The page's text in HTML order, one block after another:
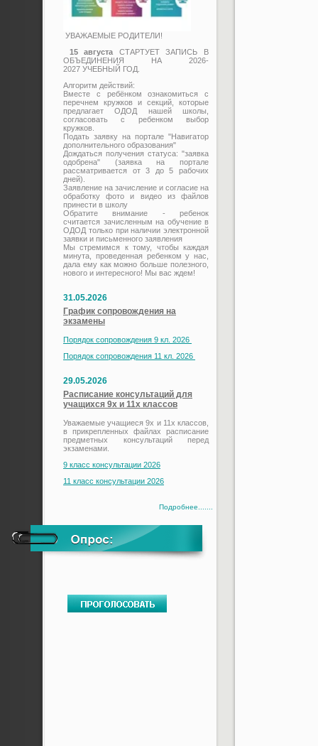
УВАЖАЕМЫЕ РОДИТЕЛИ!
15 августа СТАРТУЕТ ЗАПИСЬ В
ОБЪЕДИНЕНИЯ НА 2026-
2027 УЧЕБНЫЙ ГОД.
Алгоритм действий:
Вместе с ребёнком ознакомиться с
перечнем кружков и секций, которые
предлагает ОДОД нашей школы,
согласовать с ребенком выбор
кружков.
Подать заявку на портале "Навигатор
дополнительного образования"
Дождаться получения статуса: "заявка
одобрена" (заявка на портале
рассматривается от 3 до 5 рабочих
дней).
Заявление на зачисление и согласие на
обработку фото и видео из файлов
принести в школу
Обратите внимание - ребенок
считается зачисленным на обучение в
ОДОД только при наличии электронной
заявки и письменного заявления
Мы стремимся к тому, чтобы каждая
минута, проведенная ребенком у нас,
дала ему как можно больше полезного,
нового и интересного! Мы вас ждем!
31.05.2026
График сопровождения на
экзамены
Порядок сопровождения 9 кл. 2026
Порядок сопровождения 11 кл. 2026
29.05.2026
Расписание консультаций для
учащихся 9х и 11х классов
Уважаемые учащиеся 9х и 11х классов,
в прикрепленных файлах расписание
предметных консультаций перед
экзаменами.
9 класс консультации 2026
11 класс консультации 2026
Подробнее.......